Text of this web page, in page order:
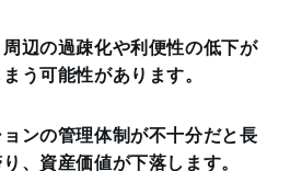
辺の過疎化や利便性の低下が
う可能性があります。
ンの管理体制が不十分だと長
、資産価値が下落します。